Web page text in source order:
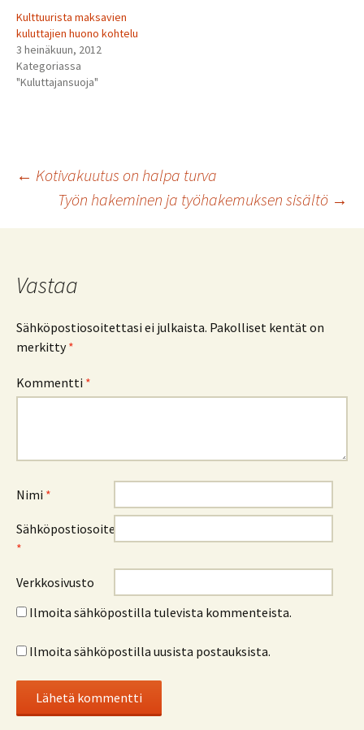
Kulttuurista maksavien
kuluttajien huono kohtelu
3 heinäkuun, 2012
Kategoriassa
"Kuluttajansuoja"
Artikkelien
selaus
← Kotivakuutus on halpa turva
Työn hakeminen ja työhakemuksen sisältö →
Vastaa
Sähköpostiosoitettasi ei julkaista. Pakolliset kentät on
merkitty*
Kommentti *
Nimi *
Sähköpostiosoite
*
Verkkosivusto
Ilmoita sähköpostilla tulevista kommenteista.
Ilmoita sähköpostilla uusista postauksista.